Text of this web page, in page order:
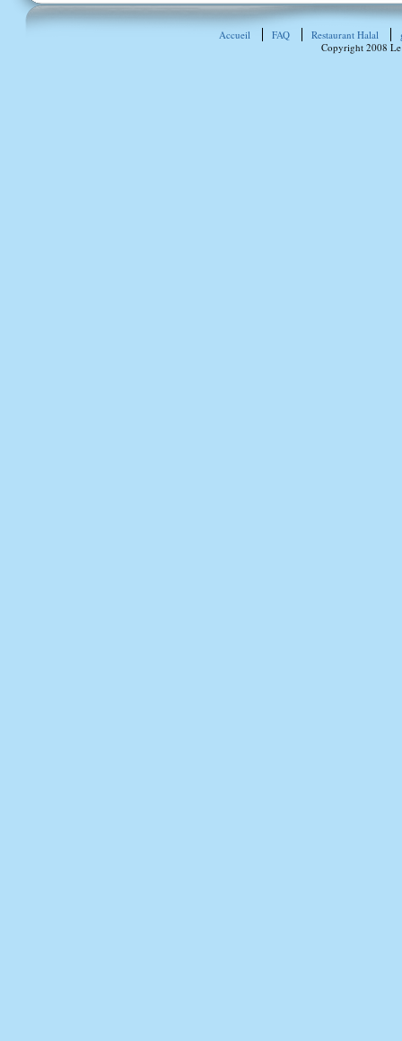
Accueil FAQ Restaurant Halal
Copyright 2008